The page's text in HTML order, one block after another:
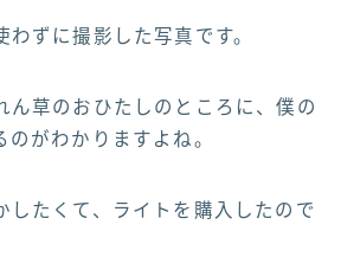
わずに撮影した写真です。
ん草のおひたしのところに、僕の
がわかりますよね。
したくて、ライトを購入したので